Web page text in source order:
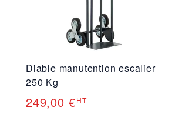
Diable manutention escalier
250 Kg
249,00 €HT